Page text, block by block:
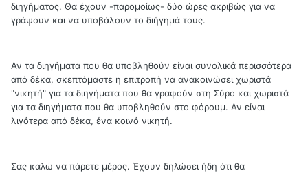
διηγήματος. Θα έχουν -παρομοίως- δύο ώρες ακριβώς για να
γράψουν και να υποβάλουν το διήγημά τους.
Αν τα διηγήματα που θα υποβληθούν είναι συνολικά περισσότερα
από δέκα, σκεπτόμαστε η επιτροπή να ανακοινώσει χωριστά
"νικητή" για τα διηγήματα που θα γραφούν στη Σύρο και χωριστά
για τα διηγήματα που θα υποβληθούν στο φόρουμ. Αν είναι
λιγότερα από δέκα, ένα κοινό νικητή.
Σας καλώ να πάρετε μέρος. Έχουν δηλώσει ήδη ότι θα